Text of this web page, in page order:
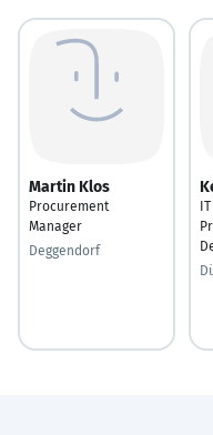
Martin Klos
Procurement
Manager
Deggendorf